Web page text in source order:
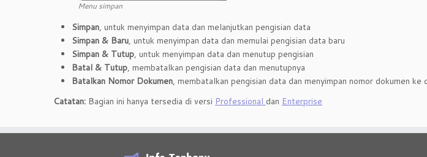
Menu simpan
Simpan, untuk menyimpan data dan melanjutkan pengisian data
Simpan & Baru, untuk menyimpan data dan memulai pengisian data baru
Simpan & Tutup, untuk menyimpan data dan menutup pengisian
Batal & Tutup, membatalkan pengisian data dan menutupnya
Batalkan Nomor Dokumen, membatalkan pengisian data dan menyimpan nomor dokumen
Catatan: Bagian ini hanya tersedia di versi Professional dan Enterprise